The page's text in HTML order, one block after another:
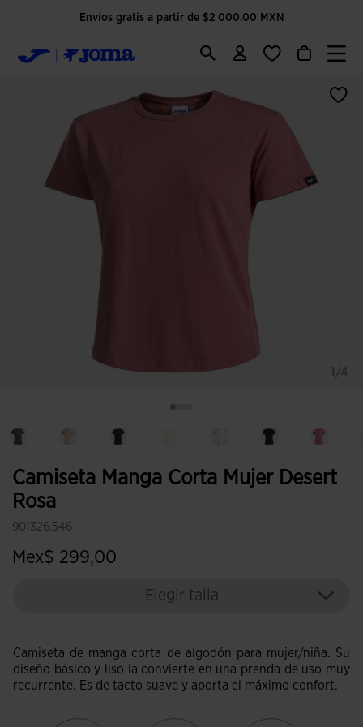
Envíos gratis a partir de $2 000.00 MXN
Camiseta Manga Corta Mujer Desert
Rosa
901326.546
Mex$ 299,00
Elegir talla
Camiseta de manga corta de algodón para mujer/niña. Su
diseño básico y liso la convierte en una prenda de uso muy
recurrente. Es de tacto suave y aporta el máximo confort.